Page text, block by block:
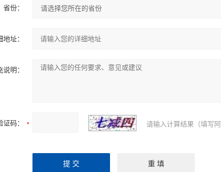
省份：
地址：
说明：
证码： 请输入计算结果（填写